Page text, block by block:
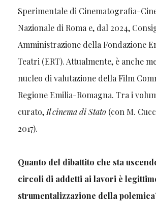
Sperimentale di Cinematografia-
Nazionale di Roma e, dal 2024,
Amministrazione della Fondazione
Teatri (ERT). Attualmente, è anche
nucleo di valutazione della Film
Regione Emilia-Romagna. Tra i
curato, Il cinema di Stato(con M.
2017).
Quanto del dibattito che sta
circoli di addetti ai lavori è
strumentalizzazione della